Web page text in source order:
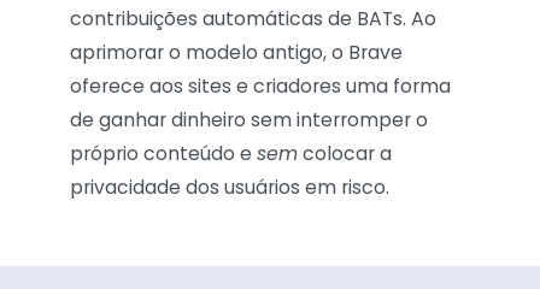
contribuições automáticas de BATs. Ao
aprimorar o modelo antigo, o Brave
oferece aos sites e criadores uma forma
de ganhar dinheiro sem interromper o
próprio conteúdo e semcolocar a
privacidade dos usuários em risco.